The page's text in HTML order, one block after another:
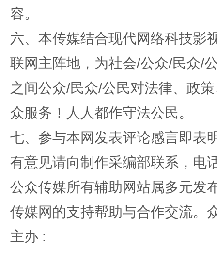
招工难、用工荒背后
网上购药对药下症？
容。
六、本传媒结合现代网络科技影
联网主阵地，为社会/公众/民众/
之间公众/民众/公民对法律、政
众服务！人人都作守法公民。
七、参与本网发表评论感言即表
有意见请向制作采编部联系，电
公众传媒所有辅助网站属多元发
传媒网的支持帮助与合作交流。
主办 :